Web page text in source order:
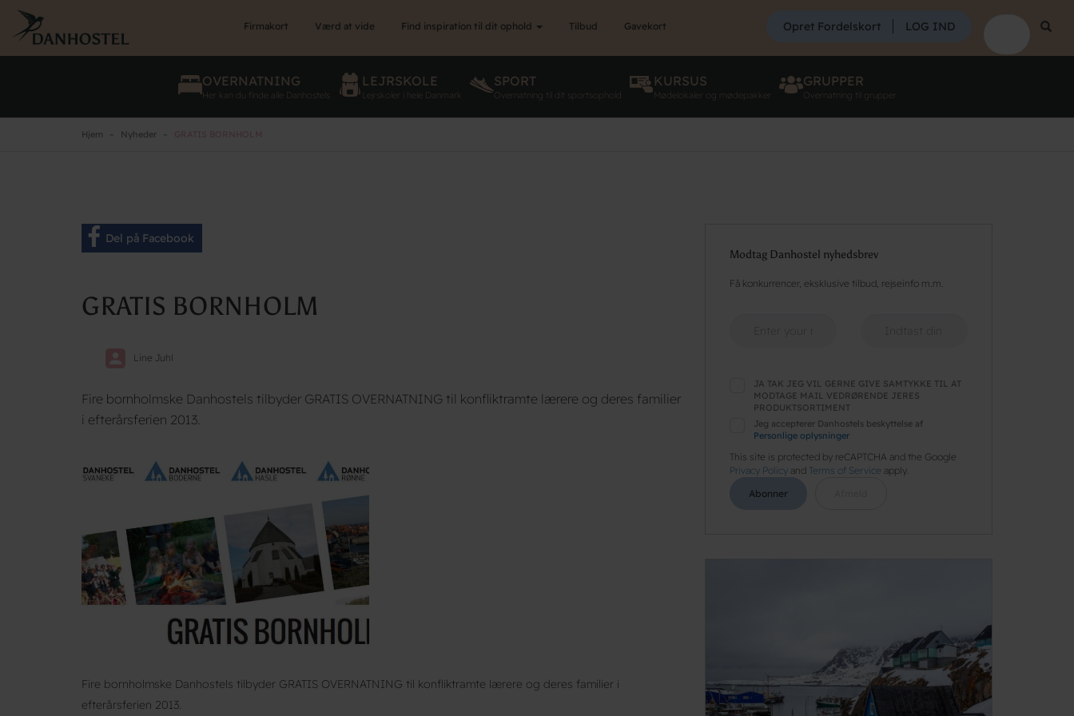
main
content
SØG
Søg
Opret Fordelskort LOG IND
Firmakort Værd at vide Find inspiration til dit ophold Tilbud Gavekort
OVERNATNING
Her kan du finde alle Danhostels
LEJRSKOLE
Lejrskoler i hele Danmark
SPORT
Overnatning til dit sportsophold
KURSUS
Mødelokaler og mødepakker
GRUPPER
Overnatning til grupper
Hjem Nyheder
Del på Facebook
GRATIS BORNHOLM
Line Juhl
Fire bornholmske Danhostels tilbyder GRATIS OVERNATNING til konfliktramte lærere og deres familier
i efterårsferien 2013.
Fire bornholmske Danhostels tilbyder GRATIS OVERNATNING til konfliktramte lærere og deres familier i
efterårsferien 2013.
Modtag Danhostel nyhedsbrev
Få konkurrencer, eksklusive tilbud, rejseinfo m.m.
JA TAK JEG VIL GERNE GIVE SAMTYKKE TIL AT
MODTAGE MAIL VEDRØRENDE JERES
PRODUKTSORTIMENT
Jeg accepterer Danhostels beskyttelse af
Personlige oplysninger
This site is protected by reCAPTCHA and the Google
Privacy Policy and Terms of Service apply.
Abonner